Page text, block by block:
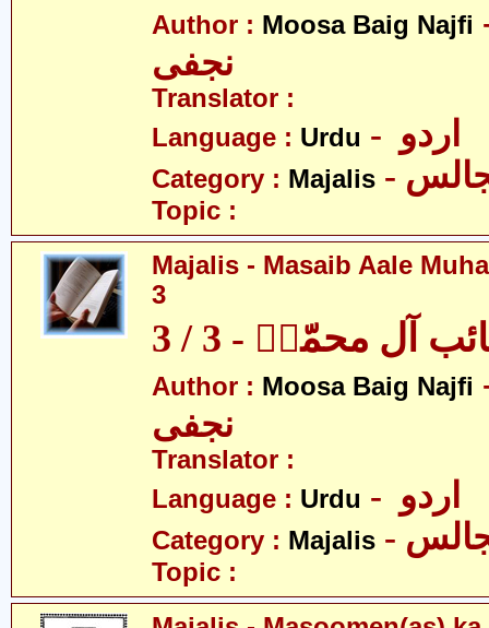
Author : Moosa Baig Najfi
نجفی
Translator :
Language : Urdu
Category : Majalis
Topic :
Majalis - Masaib Aale
3
آل محمّدؑ - 3 / 3
Author : Moosa Baig Najfi
نجفی
Translator :
Language : Urdu
Category : Majalis
Topic :